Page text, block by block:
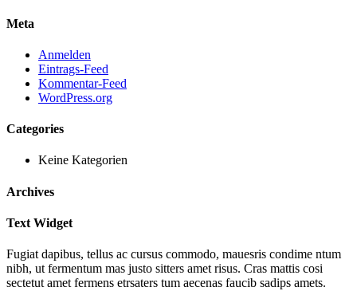
Meta
Anmelden
Eintrags-Feed
Kommentar-Feed
WordPress.org
Categories
Keine Kategorien
Archives
Text Widget
Fugiat dapibus, tellus ac cursus commodo, mauesris condime ntum
nibh, ut fermentum mas justo sitters amet risus. Cras mattis cosi
sectetut amet fermens etrsaters tum aecenas faucib sadips amets.